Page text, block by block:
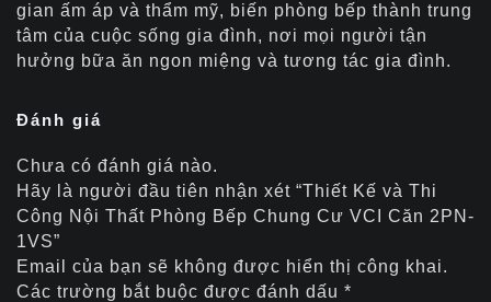
gian ấm áp và thẩm mỹ, biến phòng bếp thành trung
tâm của cuộc sống gia đình, nơi mọi người tận
hưởng bữa ăn ngon miệng và tương tác gia đình.
Đánh giá
Chưa có đánh giá nào.
Hãy là người đầu tiên nhận xét “Thiết Kế và Thi
Công Nội Thất Phòng Bếp Chung Cư VCI Căn 2PN-
1VS”
Email của bạn sẽ không được hiển thị công khai.
Các trường bắt buộc được đánh dấu *